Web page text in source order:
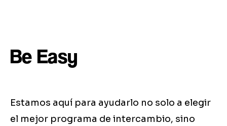
Be Easy
Estamos aquí para ayudarlo no solo a elegir
el mejor programa de intercambio, sino